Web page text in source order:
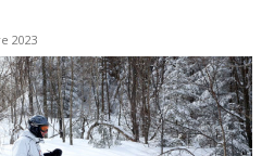
2023